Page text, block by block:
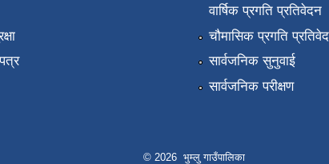
वार्षिक प्रगति प्रतिवेदन
चौमासिक प्रगति
सार्वजनिक सुनुवाई
सार्वजनिक परीक्षण
© 2026 भुम्लु गाउँपालिका